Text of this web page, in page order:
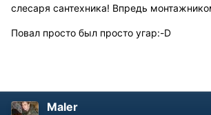
слесаря сантехника! Впредь
Повал просто был просто угар:-D
Maler